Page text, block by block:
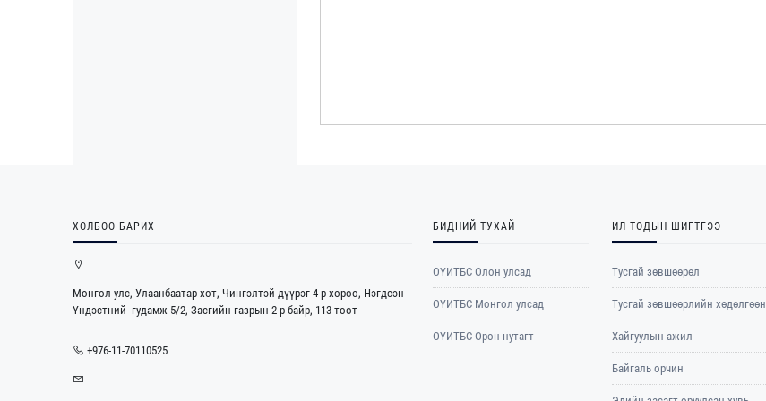
ХОЛБОО БАРИХ
Монгол улс, Улаанбаатар хот, Чингэлтэй дүүрэг 4-р хороо, Нэгдсэн
Үндэстний гудамж-5/2, Засгийн газрын 2-р байр, 113 тоот
+976-11-70110525
БИДНИЙ ТУХАЙ
ОҮИТБС Олон улсад
ОYИТБС Монгол улсад
ОYИТБС Орон нутагт
ИЛ ТОДЫН ШИГТГЭЭ
Тусгай зөвшөөрөл
Тусгай зөвшөөрлийн хөдөлгөөн
Хайгуулын ажил
Байгаль орчин